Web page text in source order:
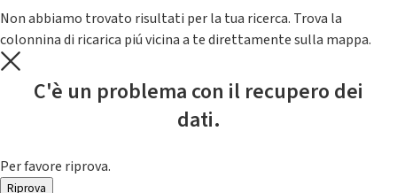
Non abbiamo trovato risultati per la tua ricerca. Trova la
colonnina di ricarica piú vicina a te direttamente sulla mappa.
C'è un problema con il recupero dei
dati.
Per favore riprova.
Riprova